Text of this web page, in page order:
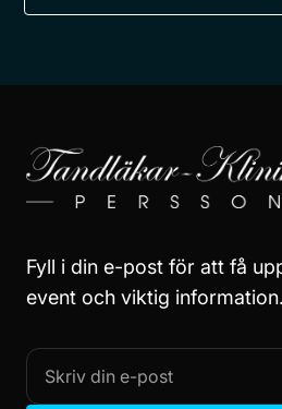
Fyll i din e-post för att få
event och viktig information.